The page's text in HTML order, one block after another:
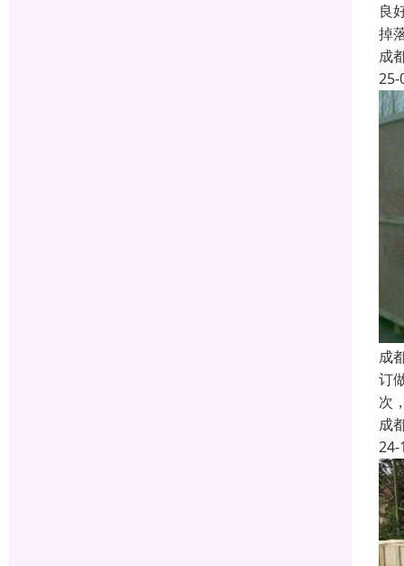
良
掉
成
25-
成
订
次
成
24-